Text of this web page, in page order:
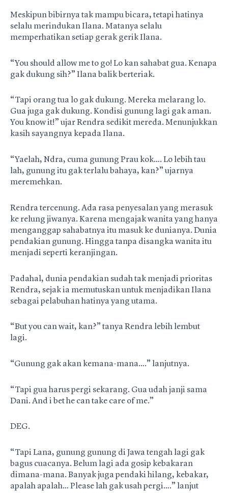
Meskipun bibirnya tak mampu bicara, tetapi hatinya
selalu merindukan Ilana. Matanya selalu
memperhatikan setiap gerak gerik Ilana.
“You should allow me to go! Lo kan sahabat gua. Kenapa
gak dukung sih?” Ilana balik berteriak.
“Tapi orang tua lo gak dukung. Mereka melarang lo.
Gua juga gak dukung. Kondisi gunung lagi gak aman.
You know it!” ujar Rendra sedikit mereda. Menunjukkan
kasih sayangnya kepada Ilana.
“Yaelah, Ndra, cuma gunung Prau kok…. Lo lebih tau
lah, gunung itu gak terlalu bahaya, kan?” ujarnya
meremehkan.
Rendra tercenung. Ada rasa penyesalan yang merasuk
ke relung jiwanya. Karena mengajak wanita yang hanya
menganggap sahabatnya itu masuk ke dunianya. Dunia
pendakian gunung. Hingga tanpa disangka wanita itu
menjadi seperti keranjingan.
Padahal, dunia pendakian sudah tak menjadi prioritas
Rendra, sejak ia memutuskan untuk menjadikan Ilana
sebagai pelabuhan hatinya yang utama.
“But you can wait, kan?” tanya Rendra lebih lembut
lagi.
“Gunung gak akan kemana-mana….” lanjutnya.
“Tapi gua harus pergi sekarang. Gua udah janji sama
Dani. And i bet he can take care of me.”
DEG.
“Tapi Lana, gunung gunung di Jawa tengah lagi gak
bagus cuacanya. Belum lagi ada gosip kebakaran
dimana-mana. Banyak juga pendaki hilang, kebakar,
apalah apalah… Please lah gak usah pergi….” lanjut